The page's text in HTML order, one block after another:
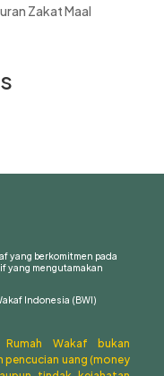
Zakat Maal
yang berkomitmen pada
yang mengutamakan
Indonesia (BWI)
Wakaf bukan
pencucian uang (money